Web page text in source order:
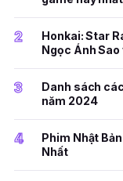
2
Honkai: Star
Ngọc Ánh Sao
3
Danh sách
năm 2024
4
Phim Nhật
Nhất